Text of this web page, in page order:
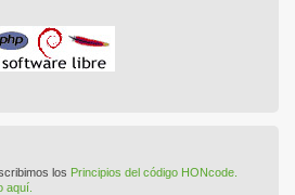
los Principios del código HONcode.
aquí.